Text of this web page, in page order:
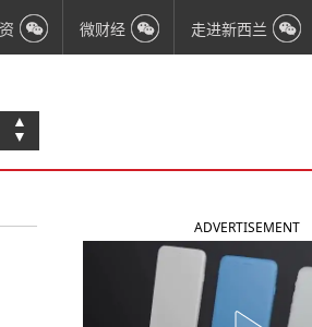
微财经 走进新西兰
▲
▼
ADVERTISEMENT